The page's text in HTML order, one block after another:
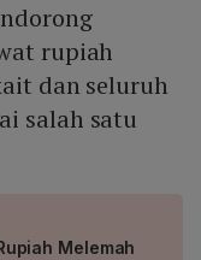
rupiah
dan seluruh
salah satu
Melemah